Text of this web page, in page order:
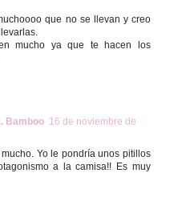
que no se llevan y creo
mucho ya que te hacen los
Bamboo 16 de noviembre de
Yo le pondría unos pitillos
a la camisa!! Es muy